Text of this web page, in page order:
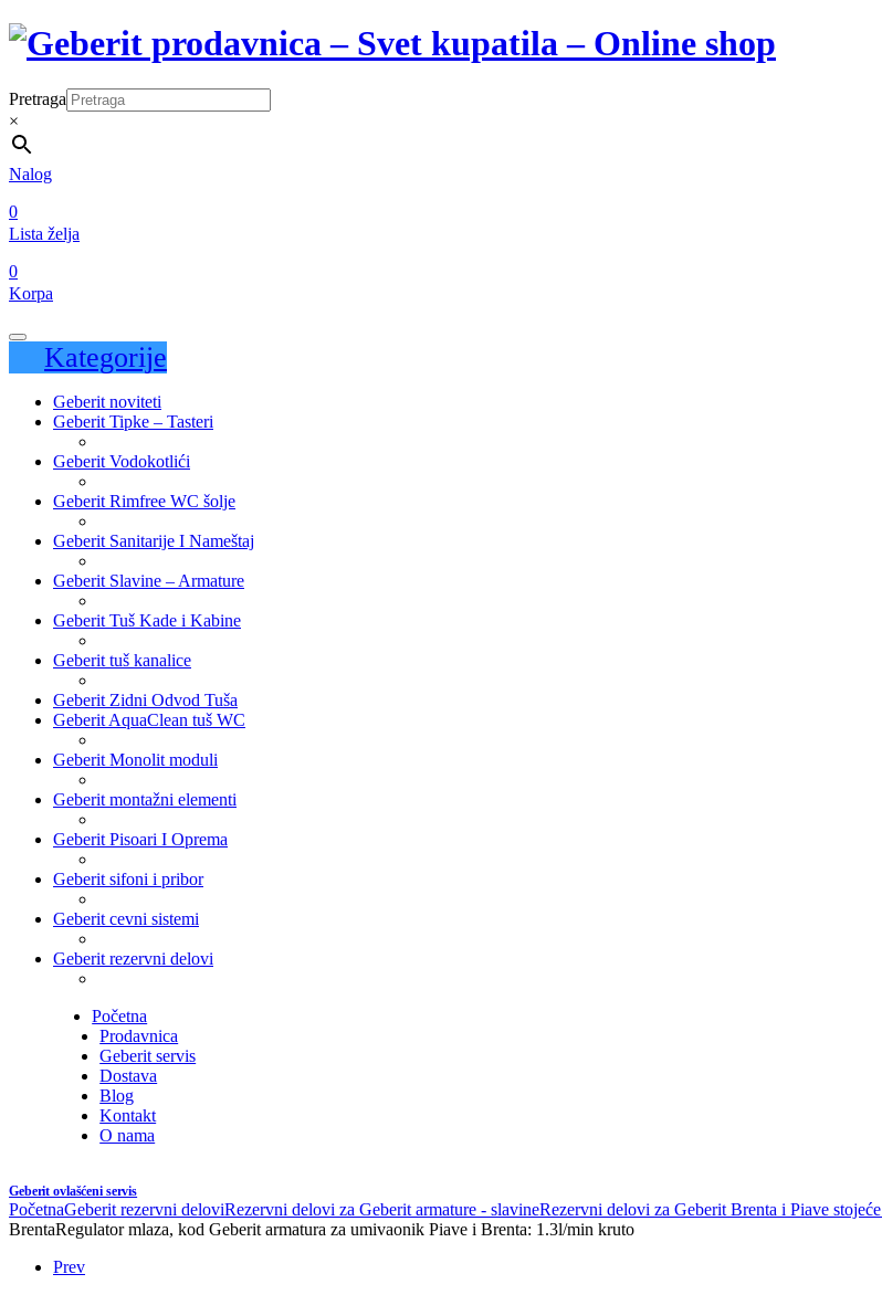
Pretraga
×
Nalog
0
Lista želja
0
Korpa
Kategorije
Geberit noviteti
Geberit Tipke – Tasteri
Geberit Vodokotlići
Geberit Rimfree WC šolje
Geberit Sanitarije I Nameštaj
Geberit Slavine – Armature
Geberit Tuš Kade i Kabine
Geberit tuš kanalice
Geberit Zidni Odvod Tuša
Geberit AquaClean tuš WC
Geberit Monolit moduli
Geberit montažni elementi
Geberit Pisoari I Oprema
Geberit sifoni i pribor
Geberit cevni sistemi
Geberit rezervni delovi
Početna
Prodavnica
Geberit servis
Dostava
Blog
Kontakt
O nama
Geberit ovlašćeni servis
PočetnaGeberit rezervni deloviRezervni delovi za Geberit armature - slavineRezervni delovi za Geberit Brenta i Piave
BrentaRegulator mlaza, kod Geberit armatura za umivaonik Piave i Brenta: 1.3l/min kruto
Prev